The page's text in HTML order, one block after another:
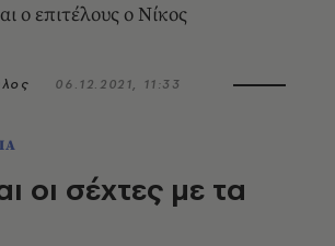
ο επιτέλους ο Νίκος
06.12.2021, 11:33
οι σέχτες με τα